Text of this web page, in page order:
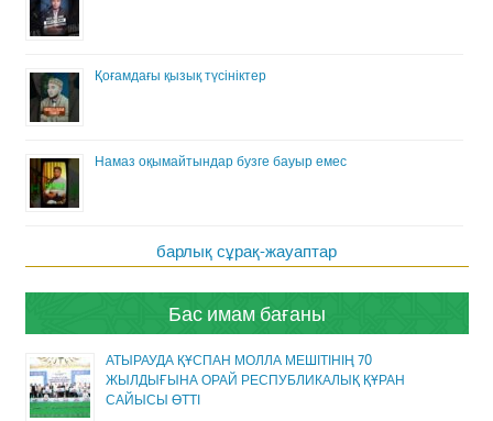
Қоғамдағы қызық түсініктер
Намаз оқымайтындар бузге бауыр емес
барлық сұрақ-жауаптар
Бас имам бағаны
АТЫРАУДА ҚҰСПАН МОЛЛА МЕШІТІНІҢ 70
ЖЫЛДЫҒЫНА ОРАЙ РЕСПУБЛИКАЛЫҚ ҚҰРАН
САЙЫСЫ ӨТТІ